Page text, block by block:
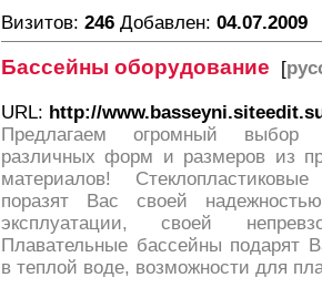
Визитов: 246 Добавлен: 04.07.2009
Бассейны оборудование [
URL: http://
Предлагаем огромный выбор
различных форм и размеров из
материалов!
поразят Вас своей
эксплуатации, своей
Плавательные бассейны подарят
в теплой воде, возможности для